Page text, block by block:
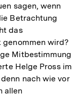
sagen, wenn
Betrachtung
das
wird?
Mitbestimmung
Helge Pross im
nach wie vor
allen